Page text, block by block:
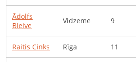
Ādolfs
Bleive
Vidzeme 9
Raitis Cinks Rīga 11